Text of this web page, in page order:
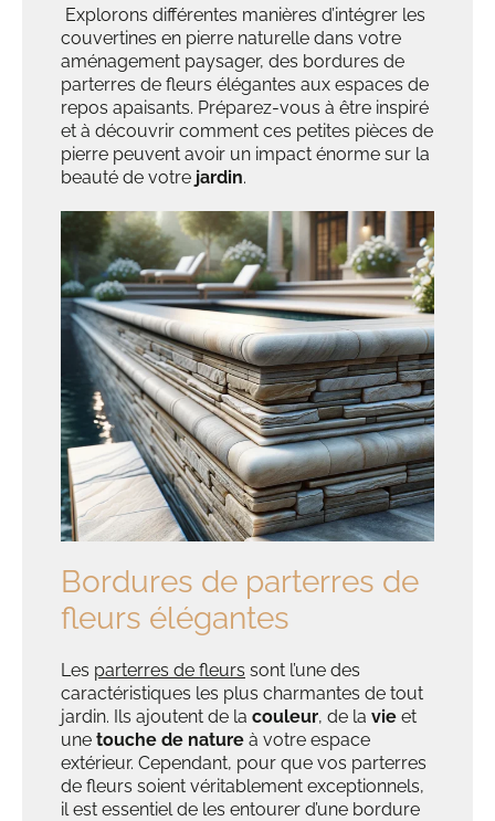
Explorons différentes manières d’intégrer les
couvertines en pierre naturelle dans votre
aménagement paysager, des bordures de
parterres de fleurs élégantes aux espaces de
repos apaisants. Préparez-vous à être inspiré
et à découvrir comment ces petites pièces de
pierre peuvent avoir un impact énorme sur la
beauté de votre jardin.
Bordures de parterres de
fleurs élégantes
Les parterres de fleurs sont l’une des
caractéristiques les plus charmantes de tout
jardin. Ils ajoutent de la couleur, de la vie et
une touche de nature à votre espace
extérieur. Cependant, pour que vos parterres
de fleurs soient véritablement exceptionnels,
il est essentiel de les entourer d’une bordure